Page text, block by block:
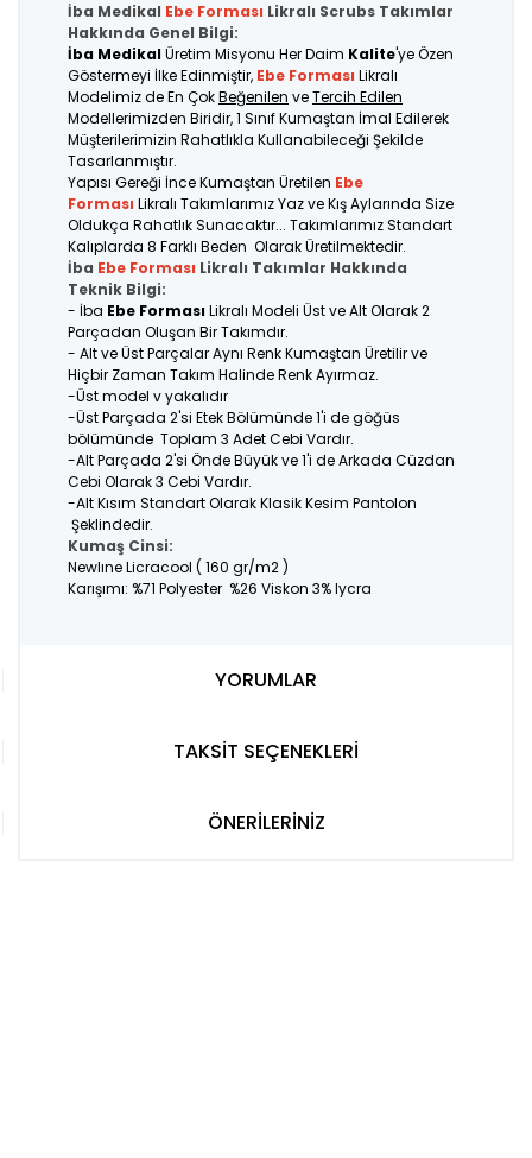
İba Medikal Ebe Forması Likralı Scrubs Takımlar
Hakkında Genel Bilgi:
İba MedikalÜretim Misyonu Her Daim Kalite'ye Özen
Göstermeyi İlke Edinmiştir, Ebe Forması Likralı
Modelimiz de En ÇokBeğenilen veTercih Edilen
Modellerimizden Biridir, 1 Sınıf Kumaştan İmal Edilerek
Müşterilerimizin Rahatlıkla Kullanabileceği Şekilde
Tasarlanmıştır.
Yapısı Gereği İnce Kumaştan Üretilen Ebe
Forması Likralı Takımlarımız Yaz ve Kış Aylarında Size
Oldukça Rahatlık Sunacaktır... Takımlarımız Standart
Kalıplarda 8 Farklı Beden Olarak Üretilmektedir.
İba Ebe Forması Likralı Takımlar Hakkında
Teknik Bilgi:
- İba Ebe FormasıLikralı Modeli Üst ve Alt Olarak 2
Parçadan Oluşan Bir Takımdır.
- Alt ve Üst Parçalar Aynı Renk Kumaştan Üretilir ve
Hiçbir Zaman Takım Halinde Renk Ayırmaz.
-Üst model v yakalıdır
-Üst Parçada 2'si Etek Bölümünde 1'i de göğüs
bölümünde Toplam 3 Adet Cebi Vardır.
-Alt Parçada 2'si Önde Büyük ve 1'i de Arkada Cüzdan
Cebi Olarak 3 Cebi Vardır.
-Alt Kısım Standart Olarak Klasik Kesim Pantolon
Şeklindedir.
Kumaş Cinsi:
Newlıne Licracool ( 160 gr/m2 )
Karışımı: %71 Polyester %26 Viskon 3% lycra
YORUMLAR
TAKSİT SEÇENEKLERİ
ÖNERİLERİNİZ